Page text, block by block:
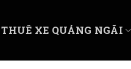
THUÊ XE QUẢNG NGÃI